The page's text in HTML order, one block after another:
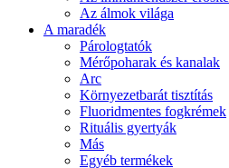
Az álmok világa
A maradék
Párologtatók
Mérőpoharak és kanalak
Arc
Környezetbarát tisztítás
Fluoridmentes fogkrémek
Rituális gyertyák
Más
Egyéb termékek